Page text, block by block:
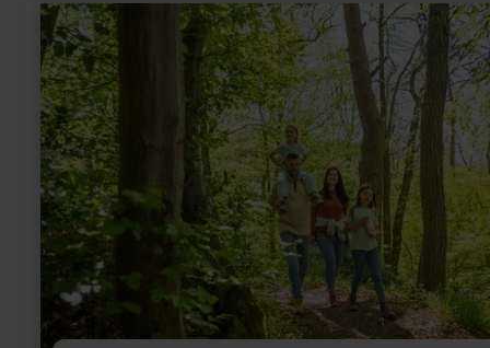
learn
more
about:
Handwerk
und
Hämmer
–
Spuren
von
Arbeit
im
Dorf